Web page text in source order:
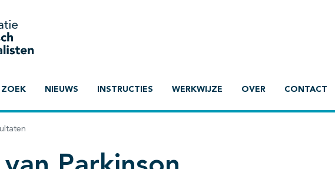
ZOEK NIEUWS INSTRUCTIES WERKWIJZE OVER CONTACT